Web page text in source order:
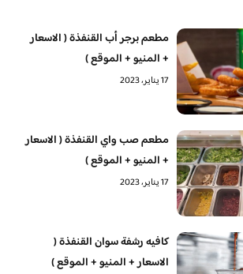
مطعم برجر أب القنفذة ( الاسعار
+ المنيو + الموقع )
17 يناير، 2023
مطعم صب واي القنفذة ( الاسعار
+ المنيو + الموقع )
17 يناير، 2023
كافيه رشفة سوان القنفذة (
الاسعار + المنيو + الموقع )